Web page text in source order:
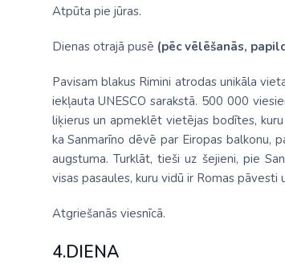
Atpūta pie jūras.
Dienas otrajā pusē (pēc vēlēšanās,
Pavisam blakus Rimini atrodas unikāla
iekļauta UNESCO sarakstā. 500 000
liķierus un apmeklēt vietējas bodītes,
ka Sanmarīno dēvē par Eiropas balkonu,
augstuma. Turklāt, tieši uz šejieni, pie
visas pasaules, kuru vidū ir Romas pāvesti
Atgriešanās viesnīcā.
4.DIENA